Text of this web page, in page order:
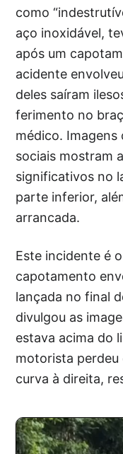
como
aço inoxidável,
após um
acidente
deles saíram
ferimento no
médico.
sociais mostram
significativos no
parte inferior,
arrancada.
Este incidente é
capotamento
lançada no final
divulgou as
estava acima do
motorista
curva à direita,